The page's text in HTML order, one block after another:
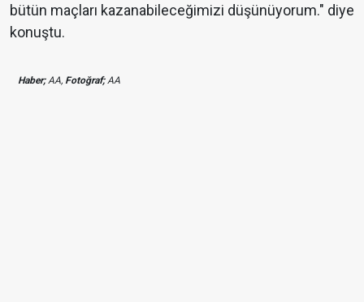
bütün maçları kazanabileceğimizi düşünüyorum." diye
konuştu.
Haber;AA, Fotoğraf;AA